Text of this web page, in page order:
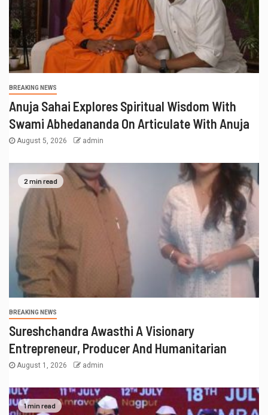
BREAKING NEWS
Anuja Sahai Explores Spiritual Wisdom With
Swami Abhedananda On Articulate With Anuja
August 5, 2026 admin
2 min read
BREAKING NEWS
Sureshchandra Awasthi A Visionary
Entrepreneur, Producer And Humanitarian
August 1, 2026 admin
1 min read